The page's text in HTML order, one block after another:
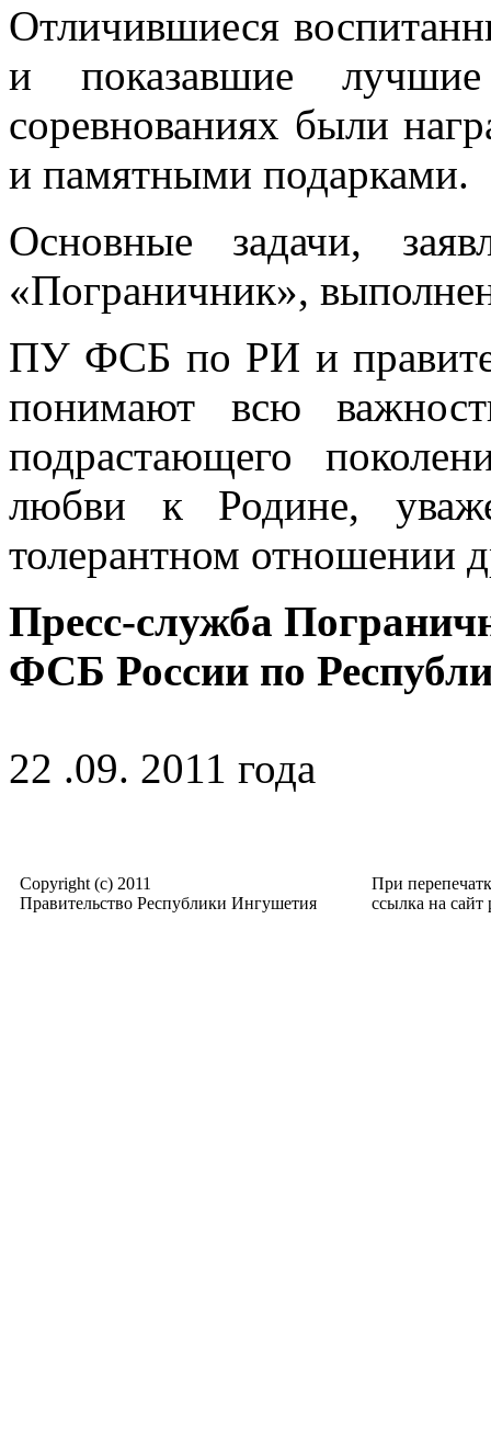
Отличившиеся
и показавшие
соревнованиях были
и памятными подарками.
Основные задачи,
«Пограничник»,
ПУ ФСБ по РИ и
понимают всю
подрастающего
любви к Родине,
толерантном отношении
Пресс-служба
ФСБ России по
22 .09. 2011 года
Copyright (c) 2011
Правительство Республики Ингушетия
При
ссылка на сайт